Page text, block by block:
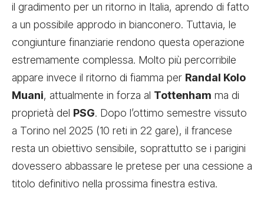
il gradimento per un ritorno in Italia, aprendo di fatto
a un possibile approdo in bianconero. Tuttavia, le
congiunture finanziarie rendono questa operazione
estremamente complessa. Molto più percorribile
appare invece il ritorno di fiamma per Randal Kolo
Muani, attualmente in forza al Tottenham ma di
proprietà del PSG. Dopo l’ottimo semestre vissuto
a Torino nel 2025 (10 reti in 22 gare), il francese
resta un obiettivo sensibile, soprattutto se i parigini
dovessero abbassare le pretese per una cessione a
titolo definitivo nella prossima finestra estiva.